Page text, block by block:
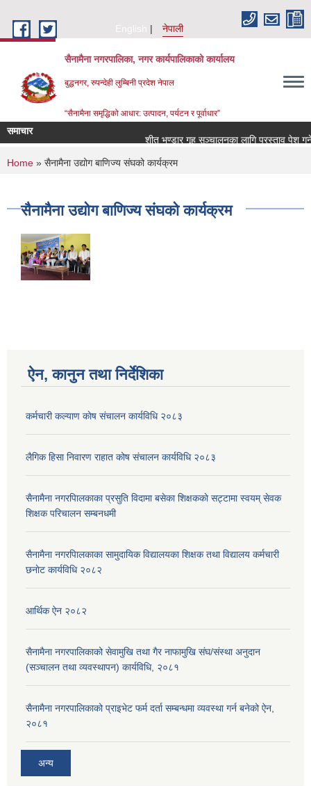
English
नेपाली
सैनामैना नगरपालिका, नगर कार्यपालिकाको कार्यालय
बुद्धनगर, रुपन्देही लुम्बिनी प्रदेश नेपाल
“सैनामैना समृद्धिको आधार: उत्पादन, पर्यटन र पूर्वाधार”
समाचार
शीत भण्डार गृह सञ्चालनका लागि प्रस्ताव पेश गर्ने
You are here
Home » सैनामैना उद्योग बाणिज्य संघको कार्यक्रम
सैनामैना उद्योग बाणिज्य संघको कार्यक्रम
ऐन, कानुन तथा निर्देशिका
कर्मचारी कल्याण काेष संचालन कार्यविधि २०८३
लैगिक हिसा निवारण राहात कोष संचालन कार्यविधि २०८३
सैनामैना नगरपािलकाका प्रसुति विदामा बसेका शिक्षककाे सट्टामा स्वयम् सेवक
शिक्षक परिचालन सम्बनधमी
सैनामैना नगरपािलकाका सामुदायिक विद्यालयका शिक्षक तथा विद्यालय कर्मचारी
छनाेट कार्यविधि २०८२
आर्थिक ऐन २०८२
सैनामैना नगरपालिकाको सेवामुखि तथा गैर नाफामुखि संघ/संस्था अनुदान
(सञ्चालन तथा व्यवस्थापन) कार्यविधि, २०८१
सैनामैना नगरपालिकाको प्राइभेट फर्म दर्ता सम्बन्धमा व्यवस्था गर्न बनेको ऐन,
२०८१
अन्य